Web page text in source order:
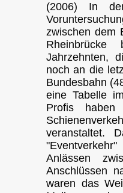
(2006) In
zwischen dem
Jahrzehnten,
noch an die
Bundesbahn
eine Tabelle
Profis
veranstaltet.
Anlässen
Anschlüssen
waren das